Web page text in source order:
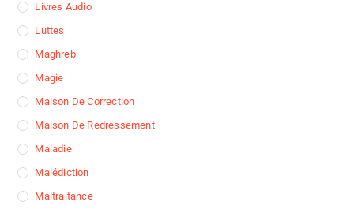
Livres Audio
Luttes
Maghreb
Magie
Maison De Correction
Maison De Redressement
Maladie
Malédiction
Maltraitance